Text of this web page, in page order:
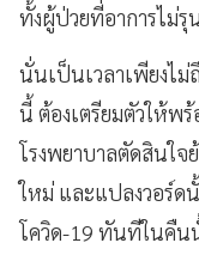
ทั้งผู้ป่วยที่อาการไม่รุ
นั่นเป็นเวลาเพียงไม่
นี้ ต้องเตรียมตัวให้พร้
โรงพยาบาลตัดสินใ
ใหม่ และแปลงวอร์
โควิด-19 ทันทีในคืน